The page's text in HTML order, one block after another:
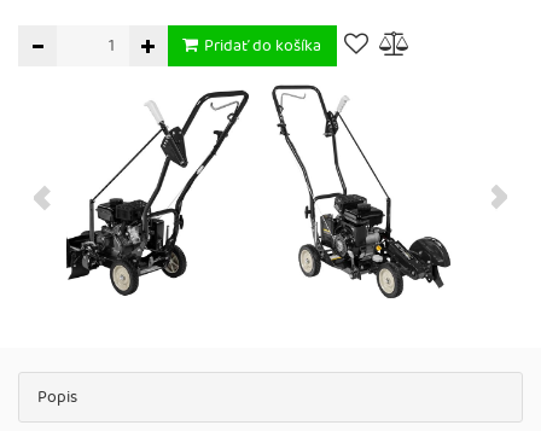
Pridať do košíka
Popis